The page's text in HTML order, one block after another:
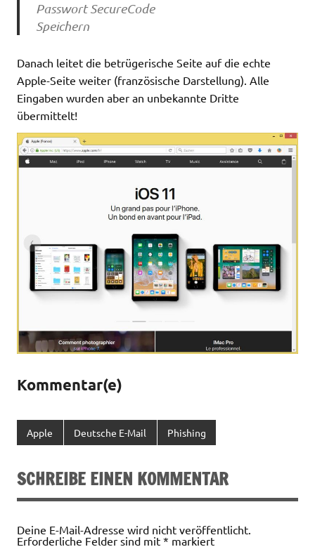
Passwort SecureCode
Speichern
Danach leitet die betrügerische Seite auf die echte
Apple-Seite weiter (französische Darstellung). Alle
Eingaben wurden aber an unbekannte Dritte
übermittelt!
Kommentar(e)
Apple Deutsche E-Mail Phishing
SCHREIBE EINEN KOMMENTAR
Deine E-Mail-Adresse wird nicht veröffentlicht.
Erforderliche Felder sind mit * markiert